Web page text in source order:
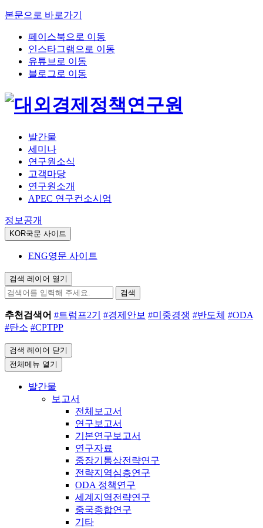
본문으로 바로가기
페이스북으로 이동
인스타그램으로 이동
유튜브로 이동
블로그로 이동
발간물
세미나
연구원소식
고객마당
연구원소개
APEC 연구컨소시엄
정보공개
KOR국문 사이트
ENG영문 사이트
검색 레이어 열기
검색
추천검색어 #트럼프2기 #경제안보 #미중경쟁 #반도체 #ODA
#탄소 #CPTPP
검색 레이어 닫기
전체메뉴 열기
발간물
보고서
전체보고서
연구보고서
기본연구보고서
연구자료
중장기통상전략연구
전략지역심층연구
ODA 정책연구
세계지역전략연구
중국종합연구
기타